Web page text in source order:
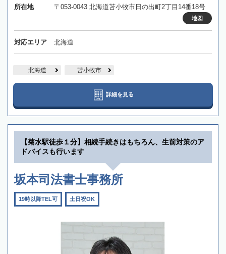
所在地 〒053-0043 北海道苫小牧市日の出町2丁目14番18号
地図
対応エリア 北海道
北海道 苫小牧市
詳細を見る
【菊水駅徒歩１分】相続手続きはもちろん、生前対策のア
ドバイスも行います
坂本司法書士事務所
19時以降TEL可 土日祝OK